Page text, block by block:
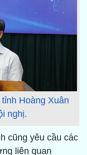
Hoàng Xuân
nghị.
cũng yêu cầu các
liên quan